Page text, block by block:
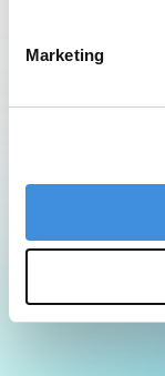
Marketing